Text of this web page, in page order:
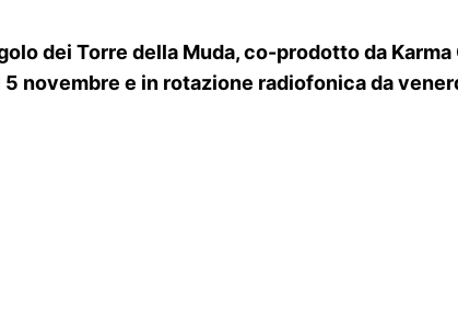
dei Torre della Muda, co-prodotto da
novembre e in rotazione radiofonica da